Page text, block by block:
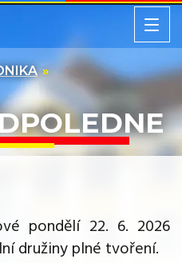
pondělí 22. 6. 2026
družiny plné tvoření.